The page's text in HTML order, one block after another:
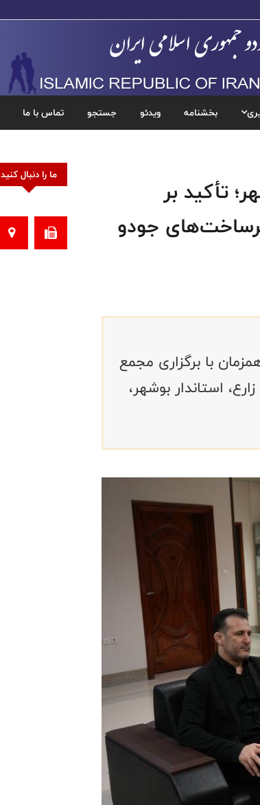
بخشنامه ویدئو جستجو تماس با ما
تأکید بر
جودو
با برگزاری مجمع
استاندار بوشهر،
ما را دنبال کنید